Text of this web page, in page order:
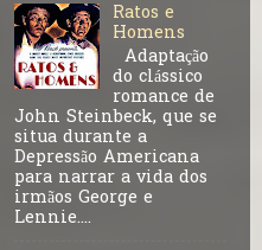
Ratos e
Homens
Adaptação
do clássico
romance de
John Steinbeck, que se
situa durante a
Depressão Americana
para narrar a vida dos
irmãos George e
Lennie....